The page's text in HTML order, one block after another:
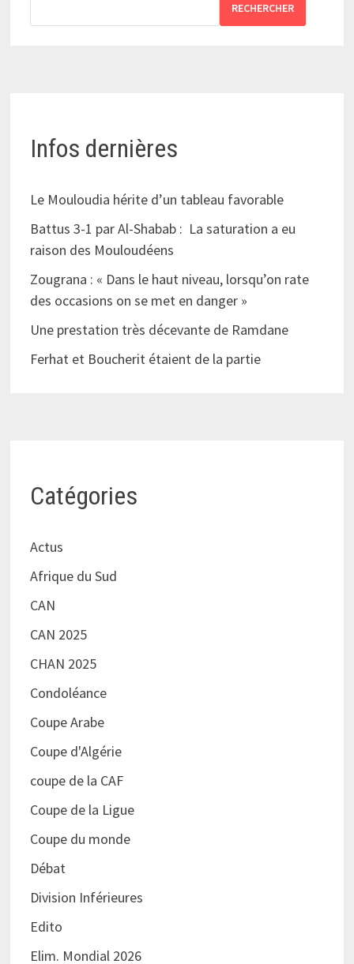
RECHERCHER
Infos dernières
Le Mouloudia hérite d’un tableau favorable
Battus 3-1 par Al-Shabab : La saturation a eu
raison des Mouloudéens
Zougrana : « Dans le haut niveau, lorsqu’on rate
des occasions on se met en danger »
Une prestation très décevante de Ramdane
Ferhat et Boucherit étaient de la partie
Catégories
Actus
Afrique du Sud
CAN
CAN 2025
CHAN 2025
Condoléance
Coupe Arabe
Coupe d'Algérie
coupe de la CAF
Coupe de la Ligue
Coupe du monde
Débat
Division Inférieures
Edito
Elim. Mondial 2026